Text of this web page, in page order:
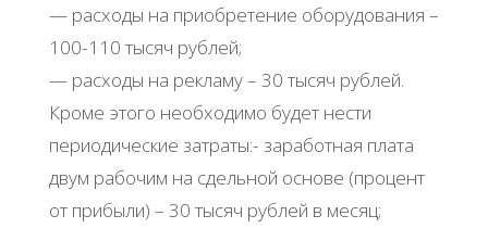
— расходы на приобретение оборудования –
100-110 тысяч рублей;
— расходы на рекламу – 30 тысяч рублей.
Кроме этого необходимо будет нести
периодические затраты:- заработная плата
двум рабочим на сдельной основе (процент
от прибыли) – 30 тысяч рублей в месяц;